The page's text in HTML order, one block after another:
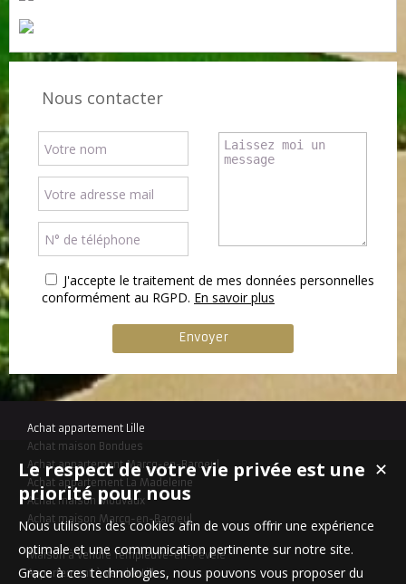
Nous contacter
J'accepte le traitement de mes données personnelles
conformément au RGPD. En savoir plus
Achat appartement Lille
Achat maison Bondues
Achat appartement Marcq-en-Baroeul
Achat appartement La Madeleine
Achat maison Mouvaux
Achat maison Marcq-en-Baroeul
Maison à vendre Templeuve-en-Pévèle
Appartement à vendre Lille
✕
Le respect de votre vie privée est une
priorité pour nous
Nous utilisons des cookies afin de vous offrir une expérience
optimale et une communication pertinente sur notre site.
Grace à ces technologies, nous pouvons vous proposer du